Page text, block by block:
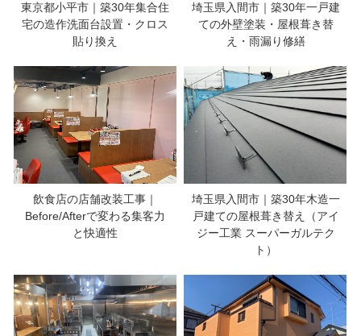
東京都小平市｜築30年集合住
宅の造作洗面台設置・クロス
貼り換え
埼玉県入間市｜築30年一戸建
ての外壁塗装・屋根葺き替
え・雨漏り修繕
飲食店の店舗改装工事｜
Before/Afterで変わる集客力
と快適性
埼玉県入間市｜築30年木造一
戸建ての屋根葺き替え（アイ
ジー工業 スーパーガルテク
ト）